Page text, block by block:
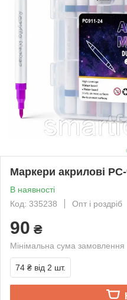
Маркери акрилові
В наявності
Код: 335238
Опт і роздріб
90 ₴
Мінімальна сума
74 ₴ від 2 шт.